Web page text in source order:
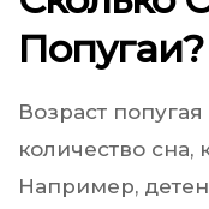
Попугаи?
Возраст
количество сна,
Например,